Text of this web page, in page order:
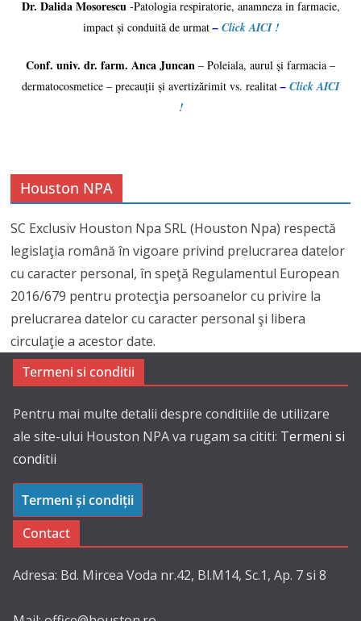
Dr. Dalida Mosorescu-Patologia respiratorie, anamneza in farmacie,
impact și conduită de urmat– Click AICI !
Conf. univ. dr. farm. Anca Juncan – Poleiala, aurul și farmacia –
dermatocosmetice – precauții și avertizărimit vs. realitat– Click AICI
!
Houston NPA
SC Exclusiv Houston Npa SRL (Houston Npa) respectă
legislaţia română în vigoare privind prelucrarea datelor
cu caracter personal, în speţă Regulamentul European
2016/679 pentru protecţia persoanelor cu privire la
prelucrarea datelor cu caracter personal şi libera
circulaţie a acestor date.
Termeni si conditii
Pentru mai multe detalii despre conditiile de utilizare
ale site-ului Houston NPA va rugam sa cititi: Termeni si
conditii
Termeni și condiții
Contact
Adresa: Bd. Mircea Voda nr.42, Bl.M14, Sc.1, Ap. 7 si 8